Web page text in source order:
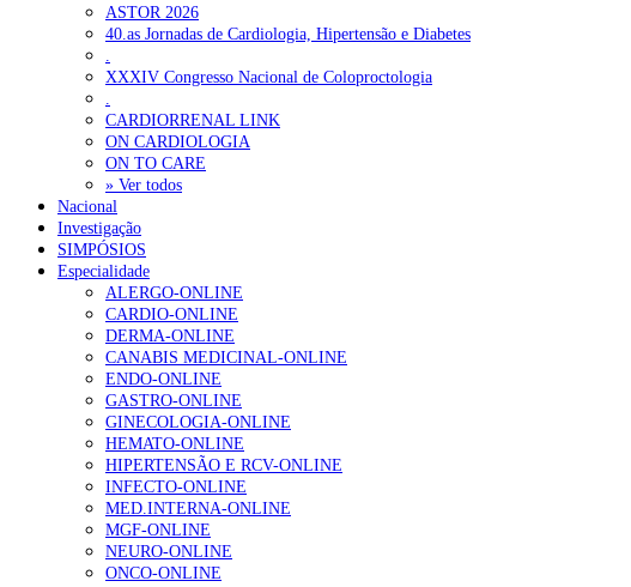
ASTOR 2026
40.as Jornadas de Cardiologia, Hipertensão e Diabetes
.
XXXIV Congresso Nacional de Coloproctologia
.
CARDIORRENAL LINK
ON CARDIOLOGIA
ON TO CARE
» Ver todos
Nacional
Investigação
SIMPÓSIOS
Especialidade
ALERGO-ONLINE
CARDIO-ONLINE
DERMA-ONLINE
CANABIS MEDICINAL-ONLINE
ENDO-ONLINE
GASTRO-ONLINE
GINECOLOGIA-ONLINE
HEMATO-ONLINE
HIPERTENSÃO E RCV-ONLINE
INFECTO-ONLINE
MED.INTERNA-ONLINE
MGF-ONLINE
NEURO-ONLINE
ONCO-ONLINE